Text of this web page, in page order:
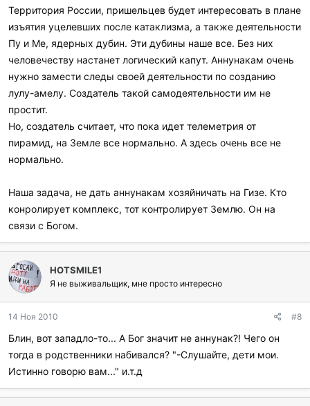
Территория России, пришельцев будет интересовать в плане
изъятия уцелевших после катаклизма, а также деятельности
Пу и Ме, ядерных дубин. Эти дубины наше все. Без них
человечеству настанет логический капут. Аннунакам очень
нужно замести следы своей деятельности по созданию
лулу-амелу. Создатель такой самодеятельности им не
простит.
Но, создатель считает, что пока идет телеметрия от
пирамид, на Земле все нормально. А здесь очень все не
нормально.
Наша задача, не дать аннунакам хозяйничать на Гизе. Кто
конролирует комплекс, тот контролирует Землю. Он на
связи с Богом.
HOTSMILE1
Я не выживальщик, мне просто интересно
14 Ноя 2010 #8
Блин, вот западло-то... А Бог значит не аннунак?! Чего он
тогда в родственники набивался? "-Слушайте, дети мои.
Истинно говорю вам..." и.т.д